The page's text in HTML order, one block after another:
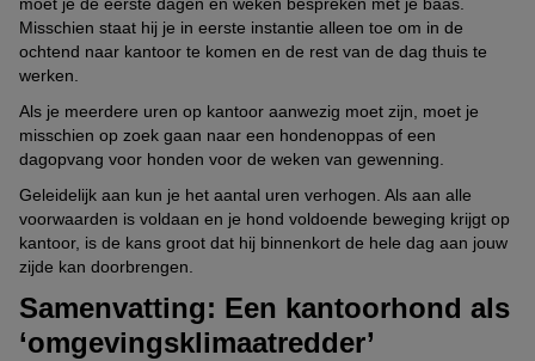
moet je de eerste dagen en weken bespreken met je baas.
Misschien staat hij je in eerste instantie alleen toe om in de
ochtend naar kantoor te komen en de rest van de dag thuis te
werken.
Als je meerdere uren op kantoor aanwezig moet zijn, moet je
misschien op zoek gaan naar een hondenoppas of een
dagopvang voor honden voor de weken van gewenning.
Geleidelijk aan kun je het aantal uren verhogen. Als aan alle
voorwaarden is voldaan en je hond voldoende beweging krijgt op
kantoor, is de kans groot dat hij binnenkort de hele dag aan jouw
zijde kan doorbrengen.
Samenvatting: Een kantoorhond als
‘omgevingsklimaatredder’